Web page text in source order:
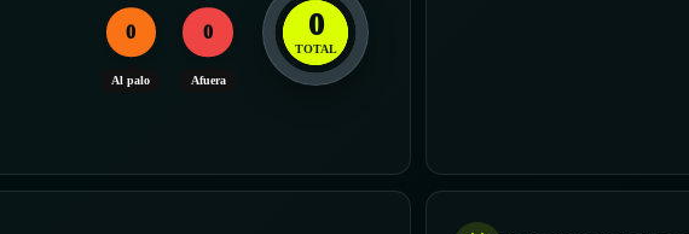
0
Al palo
0
Afuera
0
TOTAL